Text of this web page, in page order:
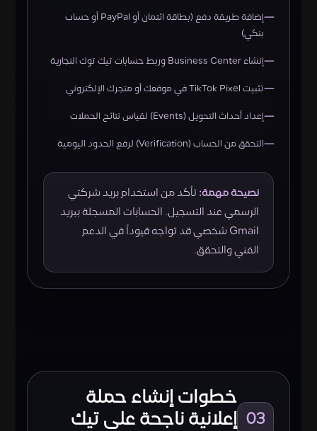
إضافة طريقة دفع (بطاقة ائتمان أو PayPal أو حساب
بنكي)
إنشاء Business Center وربط حسابات تيك توك التجارية
تثبيت TikTok Pixel في موقعك أو متجرك الإلكتروني
إعداد أحداث التحويل (Events) لقياس نتائج الحملات
التحقق من الحساب (Verification) لرفع الحدود اليومية
نصيحة مهمة: تأكد من استخدام بريد شركتي
الرسمي عند التسجيل. الحسابات المسجلة ببريد
Gmail شخصي قد تواجه قيوداً في الدعم
الفني والتحقق.
03
خطوات إنشاء حملة
إعلانية ناجحة على تيك